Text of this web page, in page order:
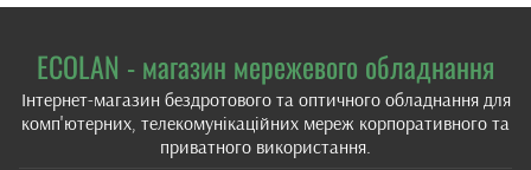
ECOLAN - магазин мережевого обладнання
Інтернет-магазин бездротового та оптичного обладнання для
комп'ютерних, телекомунікаційних мереж корпоративного та
приватного використання.